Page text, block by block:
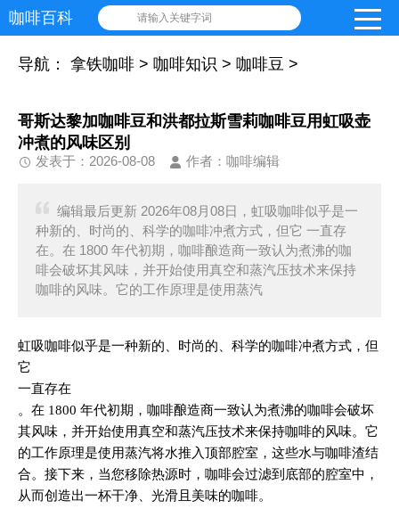
咖啡百科 请输入关键字词
导航： 拿铁咖啡 > 咖啡知识 > 咖啡豆 >
哥斯达黎加咖啡豆和洪都拉斯雪莉咖啡豆用虹吸壶
冲煮的风味区别
发表于：2026-08-08 作者：咖啡编辑
编辑最后更新 2026年08月08日，虹吸咖啡似乎是一
种新的、时尚的、科学的咖啡冲煮方式，但它 一直存
在。在 1800 年代初期，咖啡酿造商一致认为煮沸的咖
啡会破坏其风味，并开始使用真空和蒸汽压技术来保持
咖啡的风味。它的工作原理是使用蒸汽
虹吸咖啡似乎是一种新的、时尚的、科学的咖啡冲煮方式，但
它
一直存在
。在 1800 年代初期，咖啡酿造商一致认为煮沸的咖啡会破坏
其风味，并开始使用真空和蒸汽压技术来保持咖啡的风味。它
的工作原理是使用蒸汽将水推入顶部腔室，这些水与咖啡渣结
合。接下来，当您移除热源时，咖啡会过滤到底部的腔室中，
从而创造出一杯干净、光滑且美味的咖啡。